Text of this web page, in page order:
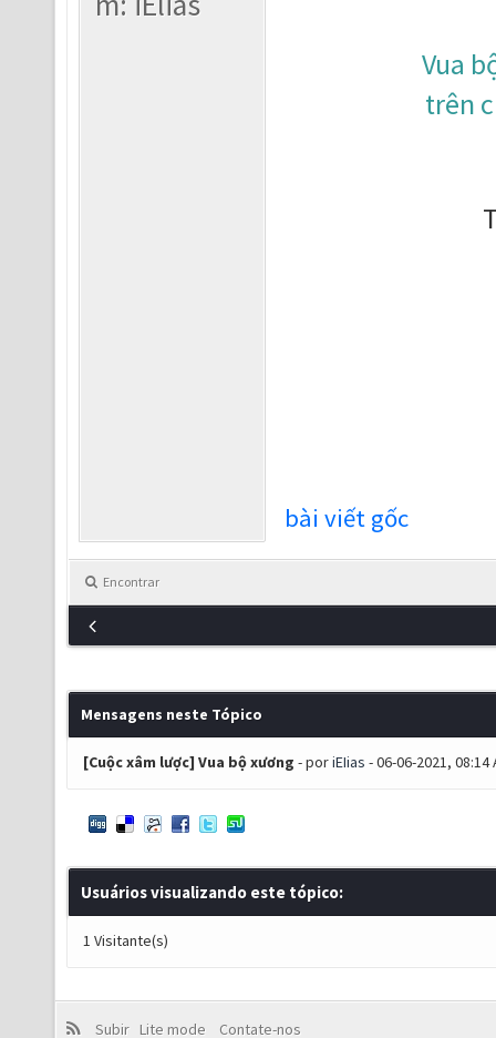
Vua
trên
bài viết gốc
Encontrar
Mensagens neste Tópico
[Cuộc xâm lược] Vua bộ xương - poriEIias - 06-06-2021, 08:14
Usuários visualizando este tópico:
1 Visitante(s)
Subir Lite mode Contate-nos